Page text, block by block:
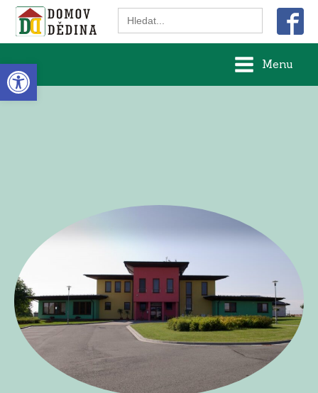
Open toolbar
Search
for:
Menu